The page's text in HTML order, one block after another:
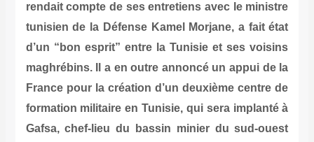
rendait compte de ses entretiens avec le ministre
tunisien de la Défense Kamel Morjane, a fait état
d’un “bon esprit” entre la Tunisie et ses voisins
maghrébins. Il a en outre annoncé un appui de la
France pour la création d’un deuxième centre de
formation militaire en Tunisie, qui sera implanté à
Gafsa, chef-lieu du bassin minier du sud-ouest